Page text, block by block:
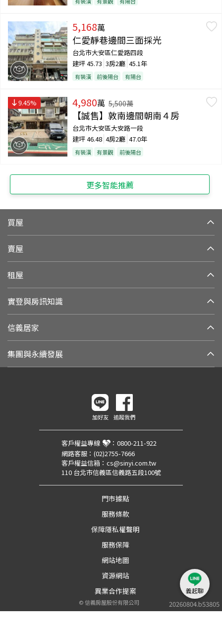
5,168萬
仁愛靜巷邊間三面採光
台北市大安區仁愛路四段
建坪45.73 3房2廳 45.1年
有裝潢 前後陽台 有陽台
9.45% 4,980萬 5,500萬
【誠售】敦南邊間朝南４房
台北市大安區大安路一段
建坪46.48 4房2廳 47.0年
有裝潢 有景觀 前後陽台
更多智能推薦
買屋
賣屋
租屋
實登與房訊知識
信義居家
集團與永續發展
20260804.b53805
加好友 追蹤我們
客戶權益專線 ： 0800-211-922
網路客服： (02)2755-7666
客戶權益信箱： cs@sinyi.com.tw
110 台北市信義區信義路五段100號
門市據點
服務條款
保障隱私權聲明
服務保障
網站地圖
資源網站
異業合作提案
©信義房屋股份有限公司
義起聊